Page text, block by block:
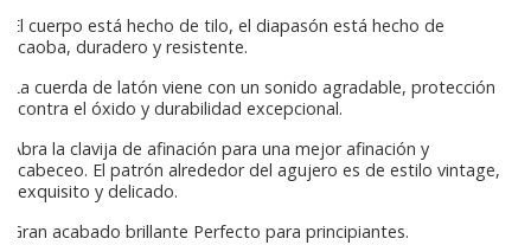
El cuerpo está hecho de tilo, el diapasón está hecho de
caoba, duradero y resistente.
La cuerda de latón viene con un sonido agradable, protección
contra el óxido y durabilidad excepcional.
Abra la clavija de afinación para una mejor afinación y
cabeceo. El patrón alrededor del agujero es de estilo vintage,
exquisito y delicado.
Gran acabado brillante Perfecto para principiantes.